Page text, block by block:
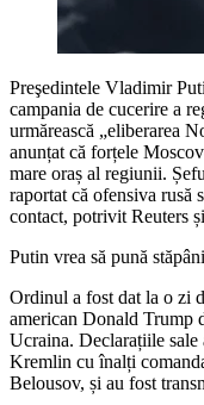
Preşedintele Vladimir
campania de cucerire a
urmărească „eliberarea
anunțat că forțele
mare oraș al regiunii.
raportat că ofensiva rusă
contact, potrivit Reuters
Putin vrea să pună
Ordinul a fost dat la o zi
american Donald Trump
Ucraina. Declarațiile
Kremlin cu înalți
Belousov, și au fost